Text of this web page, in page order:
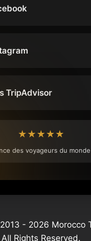
TripAdvisor
★★★★★
des voyageurs du
- 2026 Morocco
All Rights Reserved.